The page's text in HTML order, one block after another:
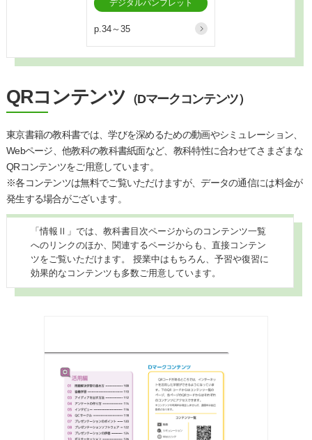
デジタルパンフレット
p.34～35
QRコンテンツ （Dマークコンテンツ）
東京書籍の教科書では、学びを深めるための動画やシミュレーション、
Webページ、他教科の教科書紙面など、教科特性に合わせてさまざまな
QRコンテンツをご用意しています。
※各コンテンツは無料でご覧いただけますが、データの通信には料金が
発生する場合がございます。
「情報Ⅱ」では、教科書目次ページからのコンテンツ一覧
へのリンクのほか、関連するページからも、直接コンテン
ツをご覧いただけます。 授業中はもちろん、予習や復習に
効果的なコンテンツも多数ご用意しています。